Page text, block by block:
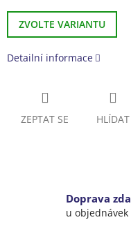
Měrná
cena:
ZVOLTE VARIANTU
Detailní informace
ZEPTAT SE HLÍDAT
Doprava
u objednávek